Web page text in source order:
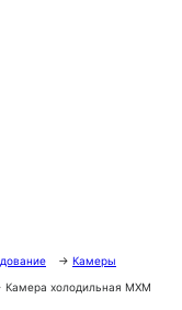
→ Камеры
Камера холодильная МХМ